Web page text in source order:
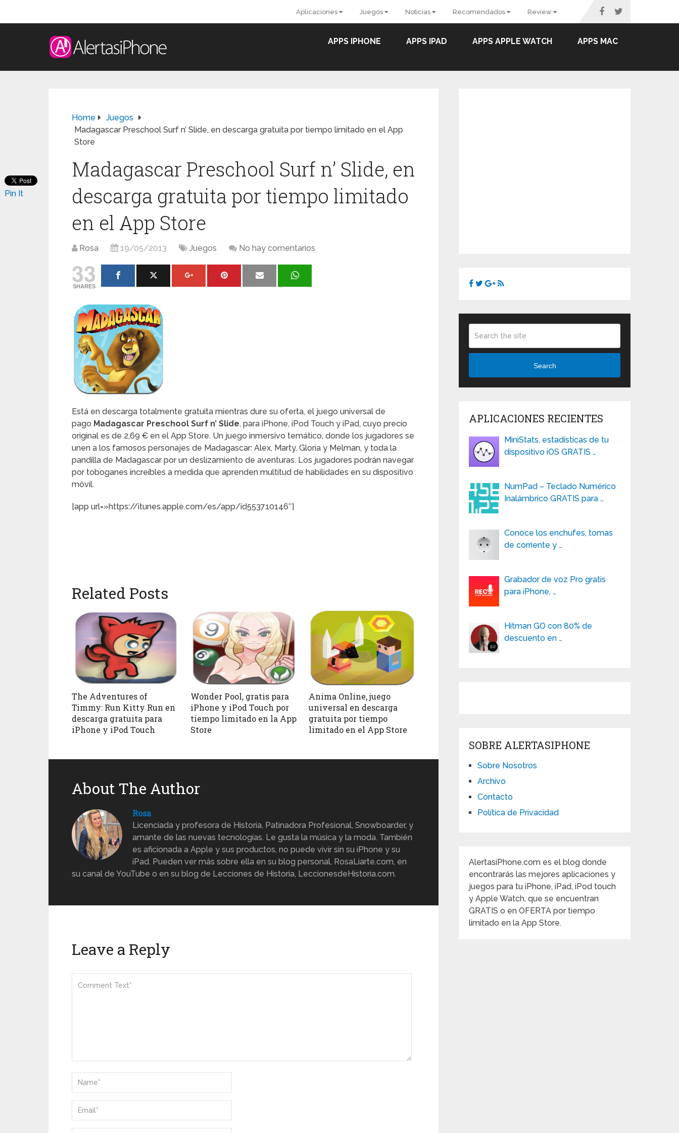
Aplicaciones Juegos Noticias Recomendados Review
APPS IPHONE APPS IPAD APPS APPLE WATCH APPS MAC
Home
Juegos
Madagascar Preschool Surf n’ Slide, en descarga gratuita por tiempo limitado en el App
Store
Madagascar Preschool Surf n’ Slide, en
descarga gratuita por tiempo limitado
en el App Store
Rosa 19/05/2013 Juegos No hay comentarios
33
SHARES
Está en descarga totalmente gratuita mientras dure su oferta, el juego universal de
pago Madagascar Preschool Surf n’ Slide, para iPhone, iPod Touch y iPad, cuyo precio
original es de 2,69 € en el App Store. Un juego inmersivo temático, donde los jugadores se
unen a los famosos personajes de Madagascar: Alex, Marty, Gloria y Melman, y toda la
pandilla de Madagascar por un deslizamiento de aventuras. Los jugadores podrán navegar
por toboganes increíbles a medida que aprenden multitud de habilidades en su dispositivo
móvil.
[app url=»https://itunes.apple.com/es/app/id553710146″]
Pin It
Related Posts
The Adventures of
Timmy: Run Kitty Run en
descarga gratuita para
iPhone y iPod Touch
Wonder Pool, gratis para
iPhone y iPod Touch por
tiempo limitado en la App
Store
Anima Online, juego
universal en descarga
gratuita por tiempo
limitado en el App Store
About The Author
Rosa
Licenciada y profesora de Historia, Patinadora Profesional, Snowboarder, y
amante de las nuevas tecnologías. Le gusta la música y la moda. También
es aficionada a Apple y sus productos, no puede vivir sin su iPhone y su
iPad. Pueden ver más sobre ella en su blog personal, RosaLiarte.com, en
su canal de YouTube o en su blog de Lecciones de Historia, LeccionesdeHistoria.com.
Leave a Reply
Search
APLICACIONES RECIENTES
MiniStats, estadísticas de tu
dispositivo iOS GRATIS …
NumPad – Teclado Numérico
Inalámbrico GRATIS para …
Conoce los enchufes, tomas
de corriente y …
Grabador de voz Pro gratis
para iPhone, …
Hitman GO con 80% de
descuento en …
SOBRE ALERTASIPHONE
Sobre Nosotros
Archivo
Contacto
Política de Privacidad
AlertasiPhone.com es el blog donde
encontrarás las mejores aplicaciones y
juegos para tu iPhone, iPad, iPod touch
y Apple Watch, que se encuentran
GRATIS o en OFERTA por tiempo
limitado en la App Store.